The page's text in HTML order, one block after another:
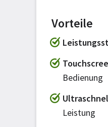
Vorteile
Bedienung
Leistung